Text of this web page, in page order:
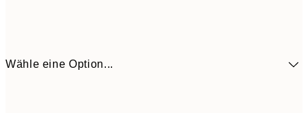
Wähle eine Option...